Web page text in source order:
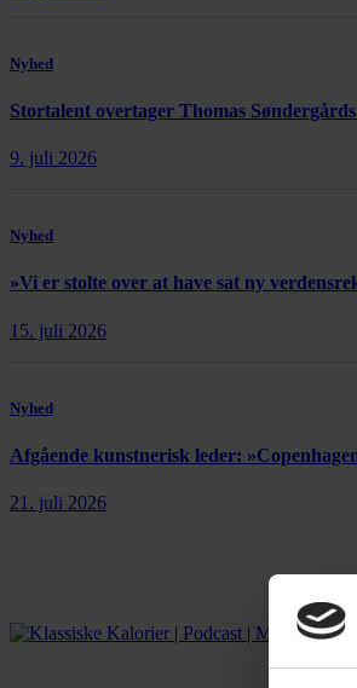
Nyhed
Stortalent overtager Thomas
9. juli 2026
Nyhed
»Vi er stolte over at have sat ny
15. juli 2026
Nyhed
Afgående kunstnerisk leder:
21. juli 2026